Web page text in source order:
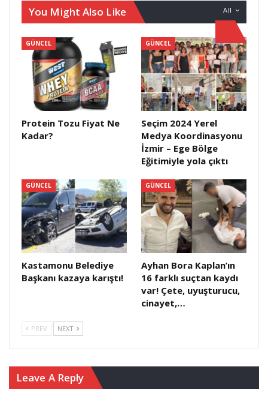
All
You Might Also Like
GÜNCEL
Protein Tozu Fiyat Ne
Kadar?
GÜNCEL
Seçim 2024 Yerel
Medya Koordinasyonu
İzmir – Ege Bölge
Eğitimiyle yola çıktı
GÜNCEL
Kastamonu Belediye
Başkanı kazaya karıştı!
GÜNCEL
Ayhan Bora Kaplan’ın
16 farklı suçtan kaydı
var! Çete, uyuşturucu,
cinayet,…
PREV NEXT
Leave A Reply